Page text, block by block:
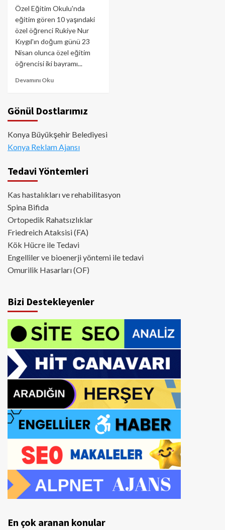
Özel Eğitim Okulu'nda
eğitim gören 10 yaşındaki
özel öğrenci Rukiye Nur
Kıygıl'ın doğum günü 23
Nisan olunca özel eğitim
öğrencisi iki bayramı...
Devamını Oku
Gönül Dostlarımız
Konya Büyükşehir Belediyesi
Konya Reklam Ajansı
Tedavi Yöntemleri
Kas hastalıkları ve rehabilitasyon
Spina Bifida
Ortopedik Rahatsızlıklar
Friedreich Ataksisi (FA)
Kök Hücre ile Tedavi
Engelliler ve bioenerji yöntemi ile tedavi
Omurilik Hasarları (OF)
Bizi Destekleyenler
En çok aranan konular